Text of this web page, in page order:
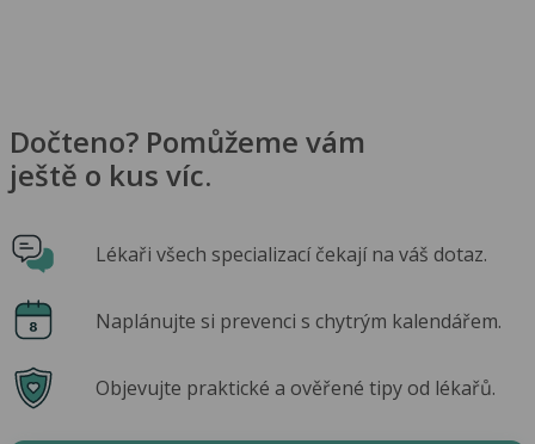
Dočteno? Pomůžeme vám
ještě o kus víc.
Lékaři všech specializací čekají na váš dotaz.
Naplánujte si prevenci s chytrým kalendářem.
Objevujte praktické a ověřené tipy od lékařů.